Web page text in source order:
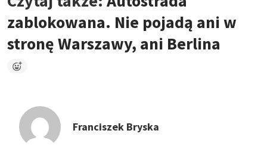
zablokowana. Nie pojadą ani w
stronę Warszawy, ani Berlina
Franciszek Bryska